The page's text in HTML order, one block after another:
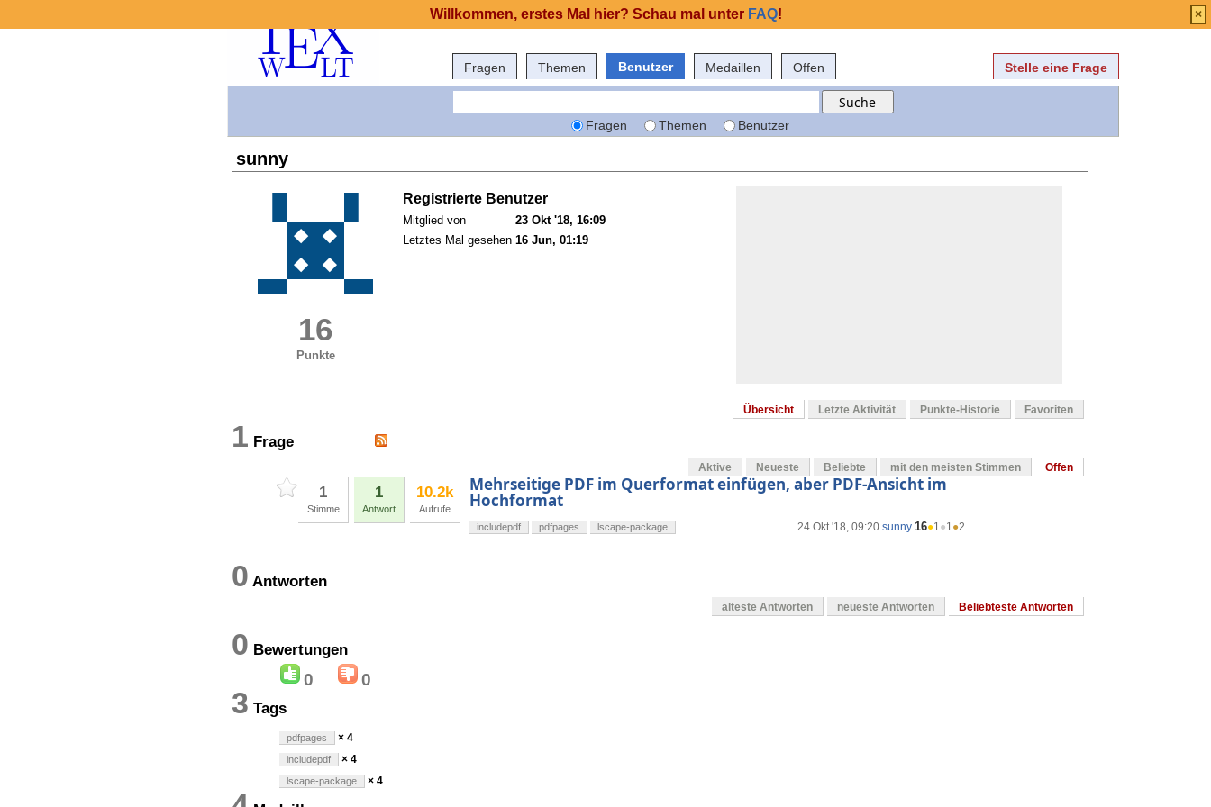
Fragen Themen Benutzer Medaillen Offen Stelle eine Frage
Fragen Themen Benutzer
sunny
16
Punkte
Registrierte Benutzer
Mitglied von
23 Okt '18, 16:09
Letztes Mal gesehen 16 Jun, 01:19
Übersicht Letzte Aktivität Punkte-Historie Favoriten
1 Frage
Aktive Neueste Beliebte mit den meisten Stimmen Offen
1
Stimme
1
Antwort
10.2k
Aufrufe
Mehrseitige PDF im Querformat einfügen, aber PDF-Ansicht im
Hochformat
24 Okt '18, 09:20 sunny 16●1●1●2
includepdf pdfpages lscape-package
0 Antworten
älteste Antworten neueste Antworten Beliebteste Antworten
0 Bewertungen
0 0
3 Tags
pdfpages × 4
includepdf × 4
lscape-package × 4
Willkommen, erstes Mal hier? Schau mal unter FAQ! ×